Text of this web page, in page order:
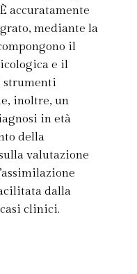
accuratamente
mediante la
il
e il
inoltre, un
in età
della
valutazione
dalla
clinici.